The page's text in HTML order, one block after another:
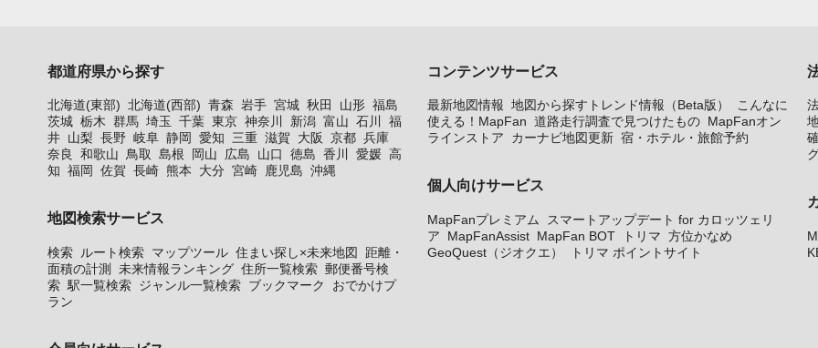
都道府県から探す
北海道(東部) 北海道(西部) 青森 岩手 宮城 秋田 山形 福島
茨城 栃木 群馬 埼玉 千葉 東京 神奈川 新潟 富山 石川
福
井 山梨 長野 岐阜 静岡 愛知 三重 滋賀 大阪 京都 兵庫
奈良
和歌山 鳥取 島根 岡山 広島 山口 徳島 香川 愛媛 高
知 福岡 佐賀 長崎 熊本 大分 宮崎 鹿児島 沖縄
地図検索サービス
検索 ルート検索 マップツール 住まい探し×未来地図
距離・
面積の計測
未来情報ランキング 住所一覧検索 郵便番号検
索 駅一覧検索 ジャンル一覧検索 ブックマーク
おでかけプ
ラン
コンテンツサービス
最新地図情報 地図から探すトレンド情報（Beta版）
こんなに
使える！MapFan 道路走行調査で見つけたもの MapFanオン
ラインストア
カーナビ地図更新 宿・ホテル・旅館予約
個人向けサービス
MapFanプレミアム
スマートアップデート for カロッツェリ
ア
MapFanAssist MapFan BOT トリマ 方位かなめ
GeoQuest（ジオクエ）
トリマ ポイントサイト